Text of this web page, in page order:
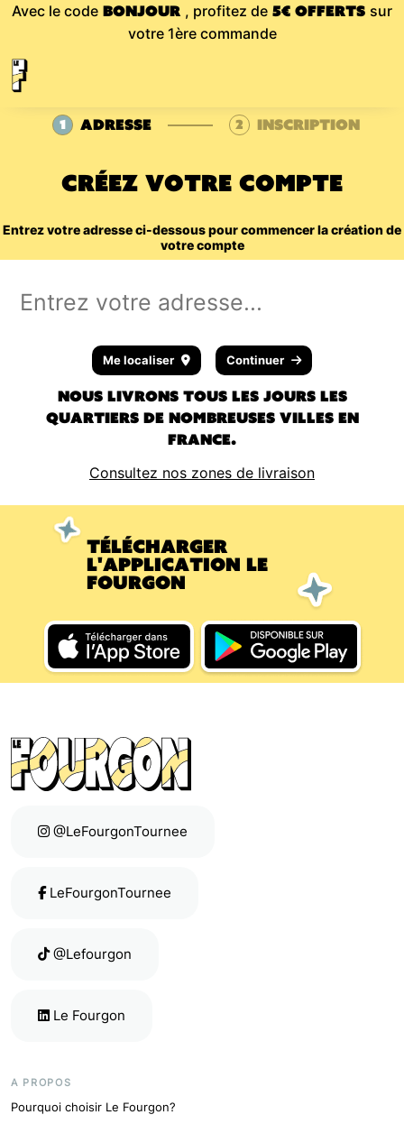
Avec le code Bonjour , profitez de 5€ offerts sur
votre 1ère commande
1 Adresse 2 Inscription
Créez votre compte
Entrez votre adresse ci-dessous pour commencer la création de
votre compte
Me localiser Continuer
Nous livrons tous les jours les
quartiers de nombreuses villes en
France.
Consultez nos zones de livraison
Télécharger
l'application Le
Fourgon
@LeFourgonTournee
LeFourgonTournee
@Lefourgon
Le Fourgon
A PROPOS
Pourquoi choisir Le Fourgon?